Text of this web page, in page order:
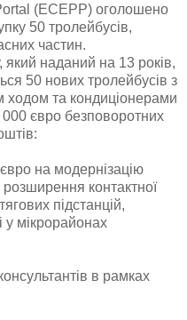
(ECEPP) оголошено
50 тролейбусів,
частин.
наданий на 13 років,
50 нових тролейбусів з
ходом та кондиціонерами
євро безповоротних
на модернізацію
розширення контактної
підстанцій,
у мікрорайонах
в рамках